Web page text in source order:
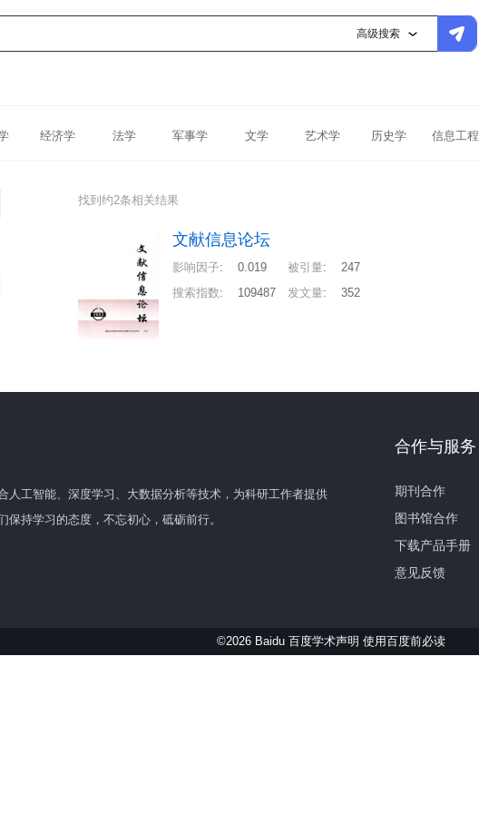
高级搜索
经济学 法学 军事学 文学 艺术学 历史学 信息工程
找到约2条相关结果
文献信息论坛
影响因子: 0.019 被引量:
247
搜索指数: 109487 发文量: 352
人工智能、深度学习、大数据分析等技术，为科研工作者提供
持学习的态度，不忘初心，砥砺前行。
合作与服务
期刊合作
图书馆合作
下载产品手册
意见反馈
©2026 Baidu 百度学术声明 使用百度前必读